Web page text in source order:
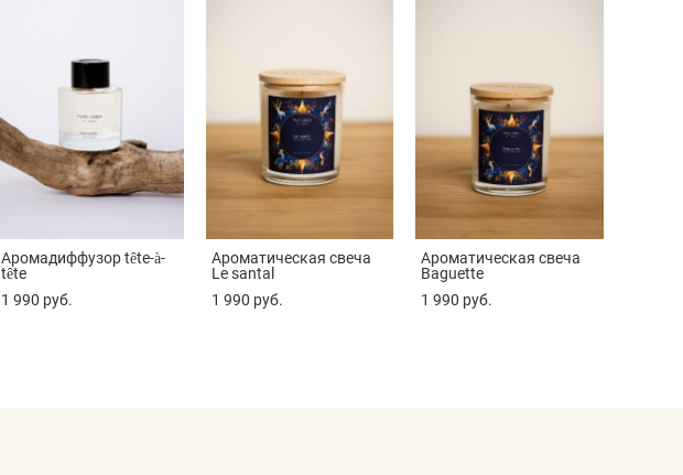
Аромадиффузор tête-à-
tête
1 990 pуб.
Ароматическая свеча
Le santal
1 990 pуб.
Ароматическая свеча
Baguette
1 990 pуб.